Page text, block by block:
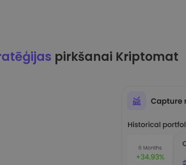
pirkšanai Kriptomat